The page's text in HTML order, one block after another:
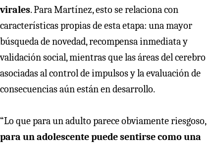
virales. Para Martínez, esto se relaciona con
características propias de esta etapa: una mayor
búsqueda de novedad, recompensa inmediata y
validación social, mientras que las áreas del cerebro
asociadas al control de impulsos y la evaluación de
consecuencias aún están en desarrollo.
“Lo que para un adulto parece obviamente riesgoso,
para un adolescente puede sentirse como una